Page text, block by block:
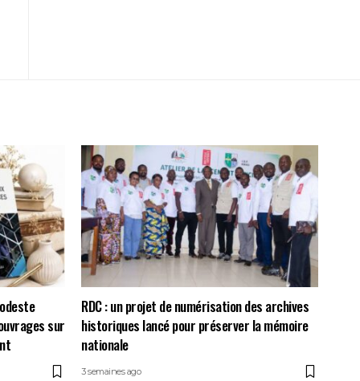
sur
RDC : un projet de numérisation des archives
historiques lancé pour préserver la mémoire
nationale
3 semaines ago